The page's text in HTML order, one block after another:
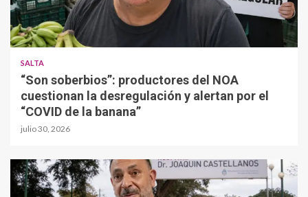
SALTA
“Son soberbios”: productores del NOA
cuestionan la desregulación y alertan por el
“COVID de la banana”
julio 30, 2026